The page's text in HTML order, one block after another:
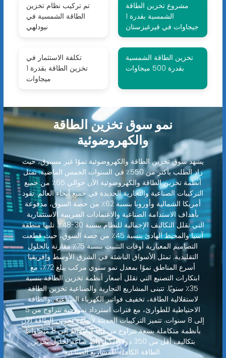
تم تركيب نظام تخزين
الطاقة الشمسية في
نيودلهي
مشروع تخزين الطاقة
الشمسية بقدرة 1
جيجاوات في قيرغيزستان
تكلفة الاستثمار في
تخزين الطاقة بقدرة 1
ميجاوات
تخزين الطاقة الشمسية
بقدرة 500 ميجاوات
نمو سوق تخزين الطاقة
والكهروضوئية
يشهد سوق تخزين الطاقة والكهروضوئية نموًا غير مسبوق، حيث
زاد الطلب بأكثر من 550٪ في السنوات الخمس الماضية. تمثل
أنظمة تخزين الطاقة والكهروضوئية الآن حوالي 65٪ من جميع
التركيبات الصناعية والتجارية الجديدة في جميع أنحاء العالم. تقود
أمريكا الشمالية وأوروبا بنسبة 62٪ من حصة السوق، مدفوعة
بأهداف الاستدامة الصناعية والاعتمادات الضريبية الاستثمارية
التي تقلل التكاليف الإجمالية للنظام بنسبة 30-48٪. تليها منطقة
آسيا والمحيط الهادئ بنسبة 45٪ من حصة السوق، حيث قطعت
التصاميم المعيارية أوقات التثبيت بنسبة 75٪ مقارنة بالحلول
التقليدية. تمثل الأسواق الناشئة في الشرق الأوسط وإفريقيا
أسرع المناطق نموًا بمعدل نمو سنوي مركب يبلغ 72٪، مع
ابتكارات التصنيع التي تقلل أسعار أنظمة تخزين الطاقة بنسبة
35٪ سنويًا. تتبنى المشاريع التجارية والصناعية تخزين الطاقة
لاستقلالية الطاقة، تخفيف فواتير الكهرباء الصناعية، والطاقة
الاحتياطية للطوارئ، مع فترات استرداد نموذجية تتراوح من 5
إلى 8 سنوات. تتميز التركيبات الحديثة لأنظمة تخزين الطاقة الآن
بأنظمة متكاملة بسعة تتراوح من 80 كيلوواط إلى 8 ميجاواط
بتكاليف أقل من 350 دولارًا/كيلوواط ساعة لحلول تخزين
الطاقة الكاملة للمشاريع الصناعية.